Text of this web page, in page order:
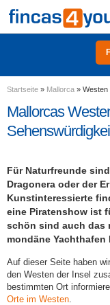
Startseite » Mallorca » Westen
Mallorcas
Für Naturfreunde
Dragonera oder der
Kunstinteressierte
eine Piratenshow ist
schön sind auch das
mondäne Yachthafen
Auf dieser Seite haben
den Westen der Insel
bestimmten Ort
Orte im Westen.